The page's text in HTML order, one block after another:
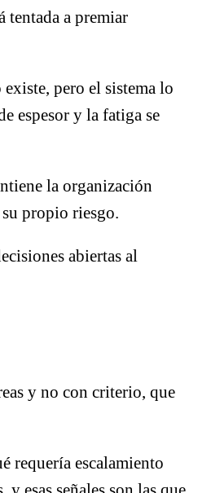
tentada a premiar
existe, pero el sistema lo
espesor y la fatiga se
la organización
propio riesgo.
abiertas al
y no con criterio, que
requería escalamiento